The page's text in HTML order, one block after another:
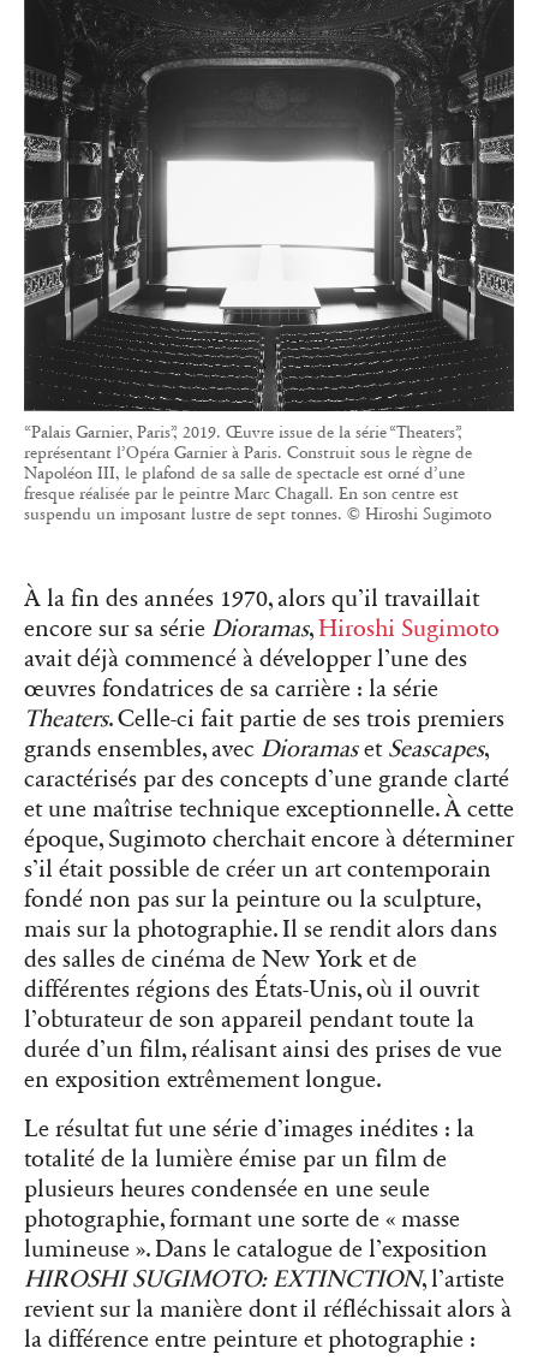
“Palais Garnier, Paris”, 2019. Œuvre issue de la série “Theaters”,
représentant l’Opéra Garnier à Paris. Construit sous le règne de
Napoléon III, le plafond de sa salle de spectacle est orné d’une
fresque réalisée par le peintre Marc Chagall. En son centre est
suspendu un imposant lustre de sept tonnes. © Hiroshi Sugimoto
À la fin des années 1970, alors qu’il travaillait
encore sur sa série Dioramas, Hiroshi Sugimoto
avait déjà commencé à développer l’une des
œuvres fondatrices de sa carrière : la série
Theaters. Celle-ci fait partie de ses trois premiers
grands ensembles, avec Dioramaset Seascapes,
caractérisés par des concepts d’une grande clarté
et une maîtrise technique exceptionnelle. À cette
époque, Sugimoto cherchait encore à déterminer
s’il était possible de créer un art contemporain
fondé non pas sur la peinture ou la sculpture,
mais sur la photographie. Il se rendit alors dans
des salles de cinéma de New York et de
différentes régions des États-Unis, où il ouvrit
l’obturateur de son appareil pendant toute la
durée d’un film, réalisant ainsi des prises de vue
en exposition extrêmement longue.
Le résultat fut une série d’images inédites : la
totalité de la lumière émise par un film de
plusieurs heures condensée en une seule
photographie, formant une sorte de « masse
lumineuse ». Dans le catalogue de l’exposition
HIROSHI SUGIMOTO: EXTINCTION, l’artiste
revient sur la manière dont il réfléchissait alors à
la différence entre peinture et photographie :